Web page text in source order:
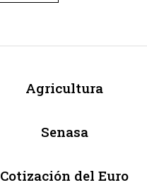
Agricultura
Senasa
Cotización del Euro